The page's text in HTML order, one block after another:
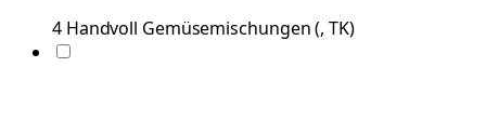
4 Handvoll Gemüsemischungen(, TK)